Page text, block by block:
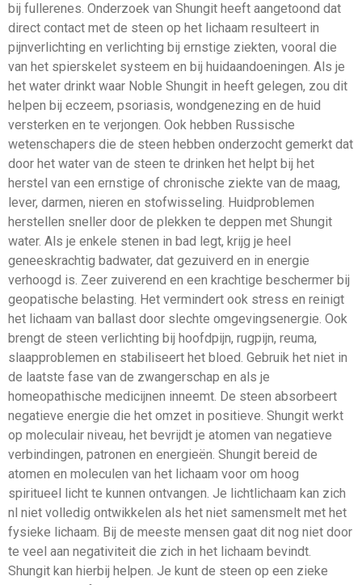
bij fullerenes. Onderzoek van Shungit heeft aangetoond dat
direct contact met de steen op het lichaam resulteert in
pijnverlichting en verlichting bij ernstige ziekten, vooral die
van het spierskelet systeem en bij huidaandoeningen. Als je
het water drinkt waar Noble Shungit in heeft gelegen, zou dit
helpen bij eczeem, psoriasis, wondgenezing en de huid
versterken en te verjongen. Ook hebben Russische
wetenschapers die de steen hebben onderzocht gemerkt dat
door het water van de steen te drinken het helpt bij het
herstel van een ernstige of chronische ziekte van de maag,
lever, darmen, nieren en stofwisseling. Huidproblemen
herstellen sneller door de plekken te deppen met Shungit
water. Als je enkele stenen in bad legt, krijg je heel
geneeskrachtig badwater, dat gezuiverd en in energie
verhoogd is. Zeer zuiverend en een krachtige beschermer bij
geopatische belasting. Het vermindert ook stress en reinigt
het lichaam van ballast door slechte omgevingsenergie. Ook
brengt de steen verlichting bij hoofdpijn, rugpijn, reuma,
slaapproblemen en stabiliseert het bloed. Gebruik het niet in
de laatste fase van de zwangerschap en als je
homeopathische medicijnen inneemt. De steen absorbeert
negatieve energie die het omzet in positieve. Shungit werkt
op moleculair niveau, het bevrijdt je atomen van negatieve
verbindingen, patronen en energieën. Shungit bereid de
atomen en moleculen van het lichaam voor om hoog
spiritueel licht te kunnen ontvangen. Je lichtlichaam kan zich
nl niet volledig ontwikkelen als het niet samensmelt met het
fysieke lichaam. Bij de meeste mensen gaat dit nog niet door
te veel aan negativiteit die zich in het lichaam bevindt.
Shungit kan hierbij helpen. Je kunt de steen op een zieke